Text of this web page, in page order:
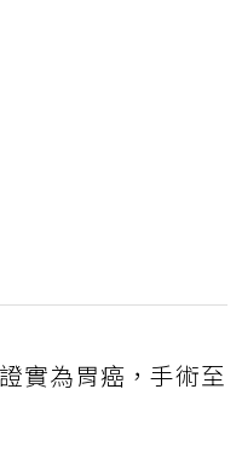
實為胃癌，手術至